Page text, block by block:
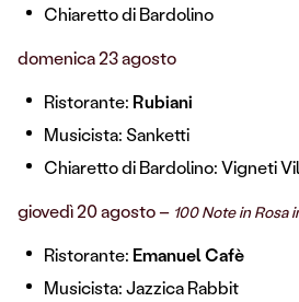
Chiaretto di Bardolino
domenica 23 agosto
Ristorante: Rubiani
Musicista: Sanketti
Chiaretto di Bardolino: Vigneti
giovedì 20 agosto – 100 Note in Rosa
Ristorante: Emanuel Cafè
Musicista: Jazzica Rabbit